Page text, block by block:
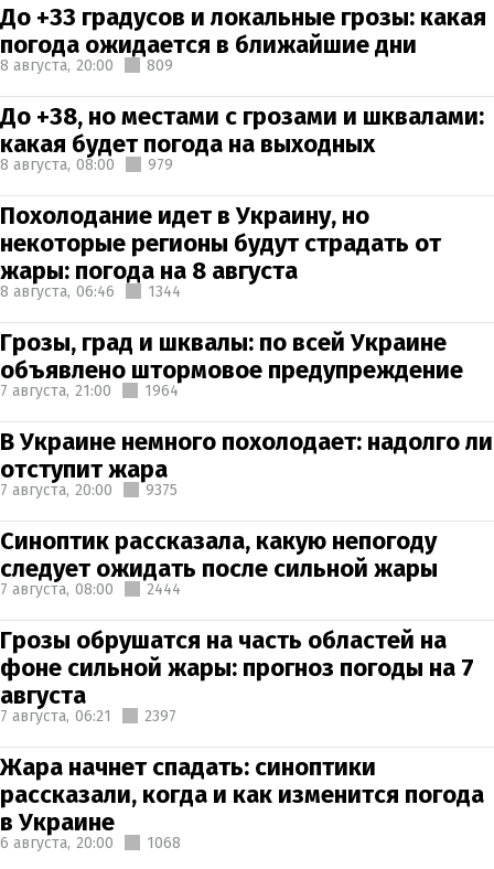
До +33 градусов и локальные грозы: какая
погода ожидается в ближайшие дни
8 августа, 20:00 809
До +38, но местами с грозами и шквалами:
какая будет погода на выходных
8 августа, 08:00 979
Похолодание идет в Украину, но
некоторые регионы будут страдать от
жары: погода на 8 августа
8 августа, 06:46 1344
Грозы, град и шквалы: по всей Украине
объявлено штормовое предупреждение
7 августа, 21:00 1964
В Украине немного похолодает: надолго ли
отступит жара
7 августа, 20:00 9375
Синоптик рассказала, какую непогоду
следует ожидать после сильной жары
7 августа, 08:00 2444
Грозы обрушатся на часть областей на
фоне сильной жары: прогноз погоды на 7
августа
7 августа, 06:21 2397
Жара начнет спадать: синоптики
рассказали, когда и как изменится погода
в Украине
6 августа, 20:00 1068